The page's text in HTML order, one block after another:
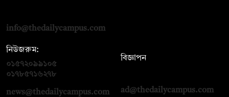
info@thedailycampus.com
নিউজরুম:
০১৫৭২০৯৯১০৫
০১৭৮৫৭১৬২৭৮
news@thedailycampus.com
বিজ্ঞাপন
ad@thedailycampus.com